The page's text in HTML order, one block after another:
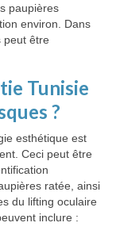
paupières
environ. Dans
peut être
Tunisie
?
esthétique est
Ceci peut être
ratée, ainsi
du lifting oculaire
inclure :